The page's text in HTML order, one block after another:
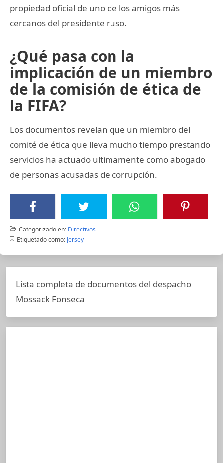
propiedad oficial de uno de los amigos más
cercanos del presidente ruso.
¿Qué pasa con la
implicación de un miembro
de la comisión de ética de
la FIFA?
Los documentos revelan que un miembro del
comité de ética que lleva mucho tiempo prestando
servicios ha actuado ultimamente como abogado
de personas acusadas de corrupción.
Categorizado en: Directivos
Etiquetado como: Jersey
Lista completa de documentos del despacho
Mossack Fonseca